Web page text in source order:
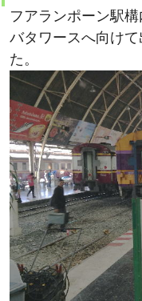
バタワースへ向け
た。